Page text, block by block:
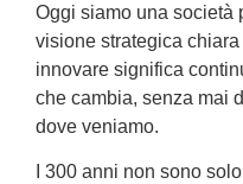
Oggi siamo una società
visione strategica
innovare significa
che cambia, senza mai
dove veniamo.
I 300 anni non sono